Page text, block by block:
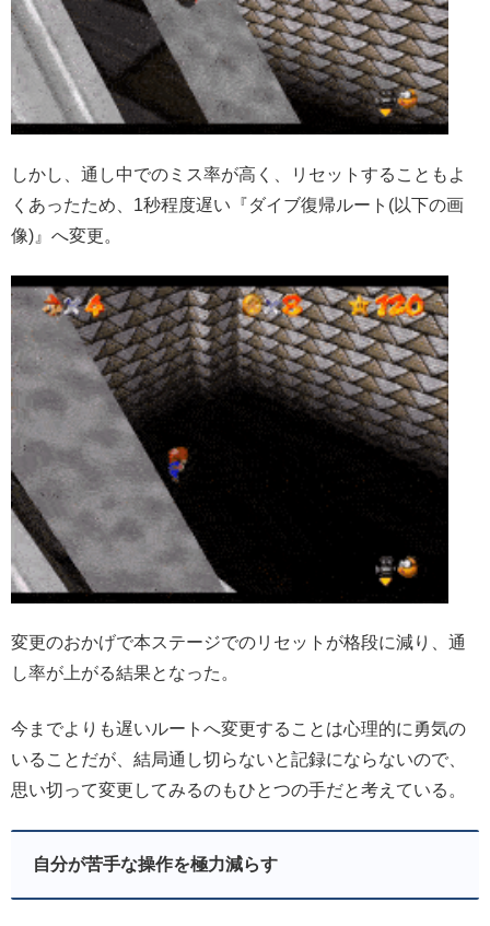
しかし、通し中でのミス率が高く、リセットすることもよ
くあったため、1秒程度遅い『ダイブ復帰ルート(以下の画
像)』へ変更。
変更のおかげで本ステージでのリセットが格段に減り、通
し率が上がる結果となった。
今までよりも遅いルートへ変更することは心理的に勇気の
いることだが、結局通し切らないと記録にならないので、
思い切って変更してみるのもひとつの手だと考えている。
自分が苦手な操作を極力減らす